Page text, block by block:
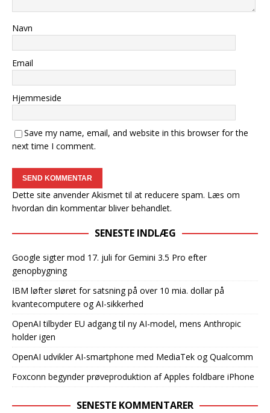
Navn
Email
Hjemmeside
Save my name, email, and website in this browser for the
next time I comment.
Dette site anvender Akismet til at reducere spam. Læs om
hvordan din kommentar bliver behandlet.
SENESTE INDLÆG
Google sigter mod 17. juli for Gemini 3.5 Pro efter
genopbygning
IBM løfter sløret for satsning på over 10 mia. dollar på
kvantecomputere og AI-sikkerhed
OpenAI tilbyder EU adgang til ny AI-model, mens Anthropic
holder igen
OpenAI udvikler AI-smartphone med MediaTek og Qualcomm
Foxconn begynder prøveproduktion af Apples foldbare iPhone
SENESTE KOMMENTARER